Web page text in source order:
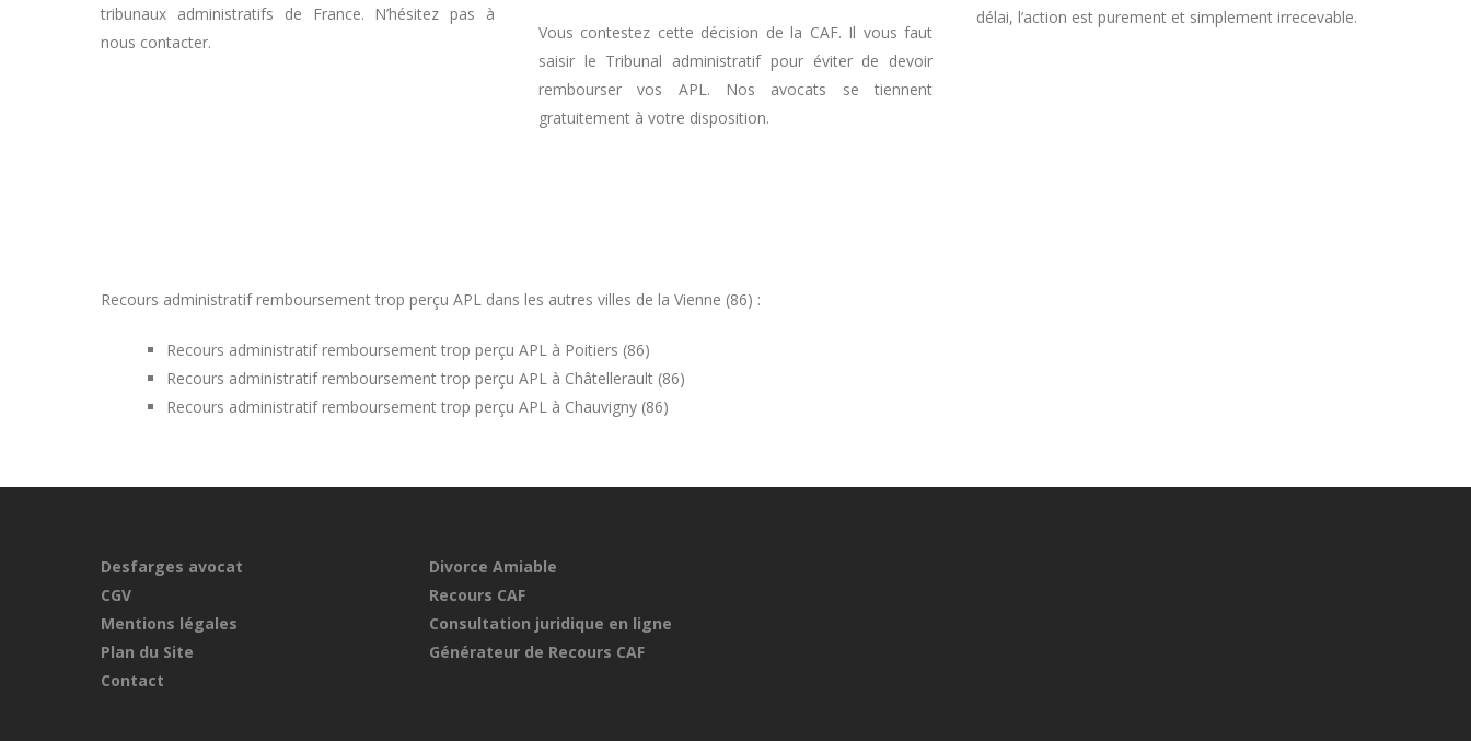
tribunaux administratifs de France. N’hésitez pas à
nous contacter.
Vous contestez cette décision de la CAF. Il vous faut
saisir le Tribunal administratif pour éviter de devoir
rembourser vos APL. Nos avocats se tiennent
gratuitement à votre disposition.
délai, l’action est purement et simplement irrecevable.
Recours administratif remboursement trop perçu APL dans les autres villes de la Vienne (86) :
Recours administratif remboursement trop perçu APL à Poitiers (86)
Recours administratif remboursement trop perçu APL à Châtellerault (86)
Recours administratif remboursement trop perçu APL à Chauvigny (86)
Desfarges avocat
CGV
Mentions légales
Plan du Site
Contact
Divorce Amiable
Recours CAF
Consultation juridique en ligne
Générateur de Recours CAF